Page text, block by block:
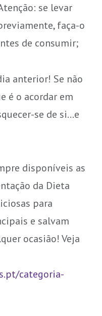
se levar
faça-o
de consumir;
anterior! Se não
é o acordar em
se de si…e
disponíveis as
da Dieta
para
e salvam
ocasião! Veja
categoria-